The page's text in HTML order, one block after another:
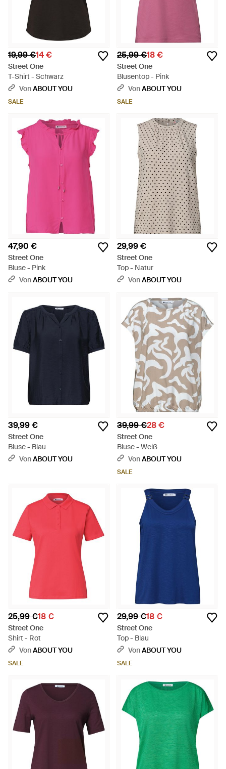
19,99 €14 €
Street One
T-Shirt - Schwarz
VonABOUT YOU
SALE
25,99 €18 €
Street One
Blusentop - Pink
VonABOUT YOU
SALE
47,90 €
Street One
Bluse - Pink
VonABOUT YOU
29,99 €
Street One
Top - Natur
VonABOUT YOU
39,99 €
Street One
Bluse - Blau
VonABOUT YOU
39,99 €28 €
Street One
Bluse - Weiß
VonABOUT YOU
SALE
25,99 €18 €
Street One
Shirt - Rot
VonABOUT YOU
SALE
29,99 €18 €
Street One
Top - Blau
VonABOUT YOU
SALE